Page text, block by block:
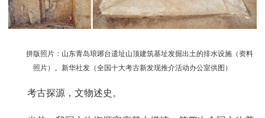
拼版照片：山东青岛琅琊台遗址山顶建筑基址发掘出土的排水设施（资料
照片）。新华社发（全国十大考古新发现推介活动办公室供图）
考古探源，文物述史。